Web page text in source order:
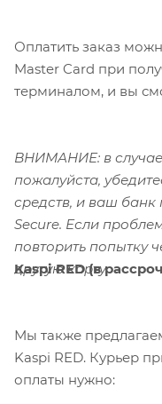
Оплатить заказ
Master Card при
терминалом, и вы
ВНИМАНИЕ: в случае
пожалуйста,
средств, и ваш банк
Secure. Если
повторить попытку
другую карту.
Kaspi RED (в
Мы также
Kaspi RED. Курьер
оплаты нужно: